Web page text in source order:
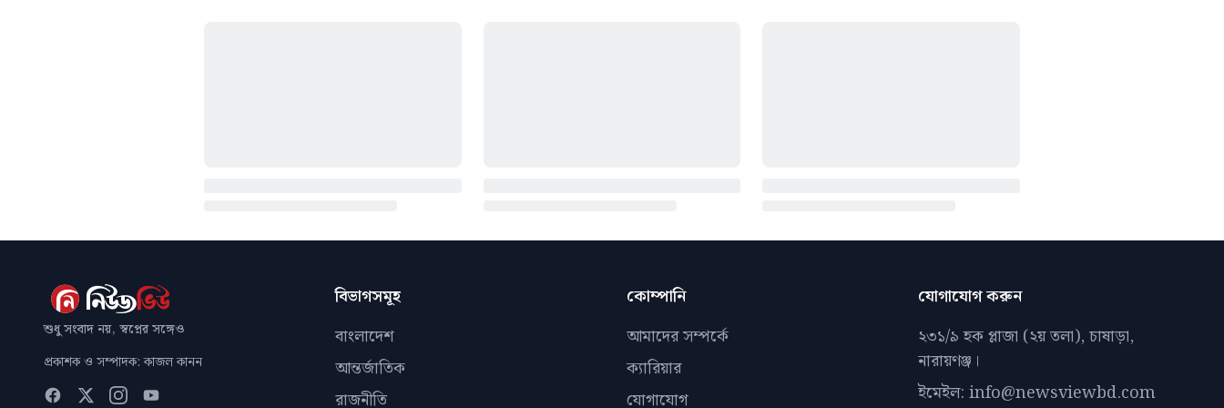
শুধু সংবাদ নয়, স্বপ্নের সঙ্গেও
প্রকাশক ও সম্পাদক: কাজল কানন
বিভাগসমূহ
বাংলাদেশ
আন্তর্জাতিক
রাজনীতি
কোম্পানি
আমাদের সম্পর্কে
ক্যারিয়ার
যোগাযোগ
যোগাযোগ করুন
২৩১/৯ হক প্লাজা (২য় তলা), চাষাড়া,
নারায়ণঞ্জ।
ইমেইল: info@newsviewbd.com